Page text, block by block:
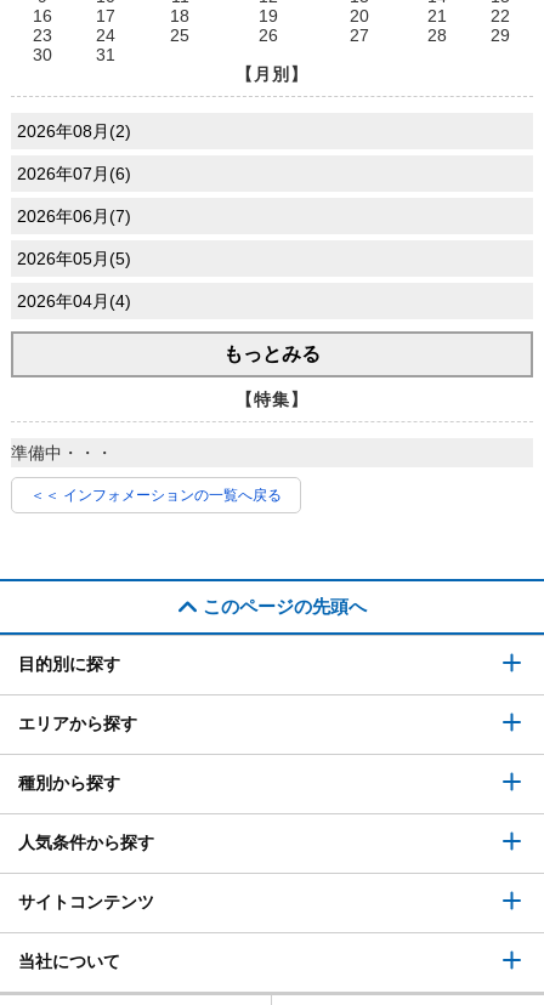
16
17 18 19 20 21
22
23
24 25 26 27 28
29
30
31
【月別】
2026年08月(2)
2026年07月(6)
2026年06月(7)
2026年05月(5)
2026年04月(4)
もっとみる
【特集】
準備中・・・
＜＜ インフォメーションの一覧へ戻る
このページの先頭へ
目的別に探す
エリアから探す
種別から探す
人気条件から探す
サイトコンテンツ
当社について